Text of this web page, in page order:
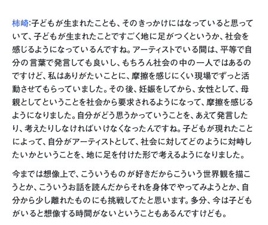
柿崎：子どもが生まれたことも、そのきっかけにはなっていると思って
いて、子どもが生まれたことですごく地に足がつくというか、社会を
感じるようになっているんですね。アーティストでいる間は、平等で自
分の言葉で発言しても良いし、もちろん社会の中の一人ではあるの
ですけど、私はありがたいことに、摩擦を感じにくい現場でずっと活
動させてもらっていました。その後、妊娠をしてから、女性として、母
親としてということを社会から要求されるようになって、摩擦を感じる
ようになりました。自分がどう思うかっていうことを、あえて発言した
り、考えたりしなければいけなくなったんですね。子どもが現れたこと
によって、自分がアーティストとして、社会に対してどのように対峙し
たいかということを、地に足を付けた形で考えるようになりました。
今までは想像上で、こういうものが好きだからこういう世界観を描こ
うとか、こういうお話を読んだからそれを身体でやってみようとか、自
分から少し離れたものにも挑戦してたと思います。多分、今は子ども
がいると想像する時間がないということもあるんですけども。